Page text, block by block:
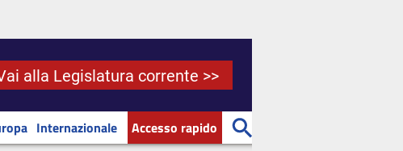
alla Legislatura corrente >>
Internazionale Accesso rapido